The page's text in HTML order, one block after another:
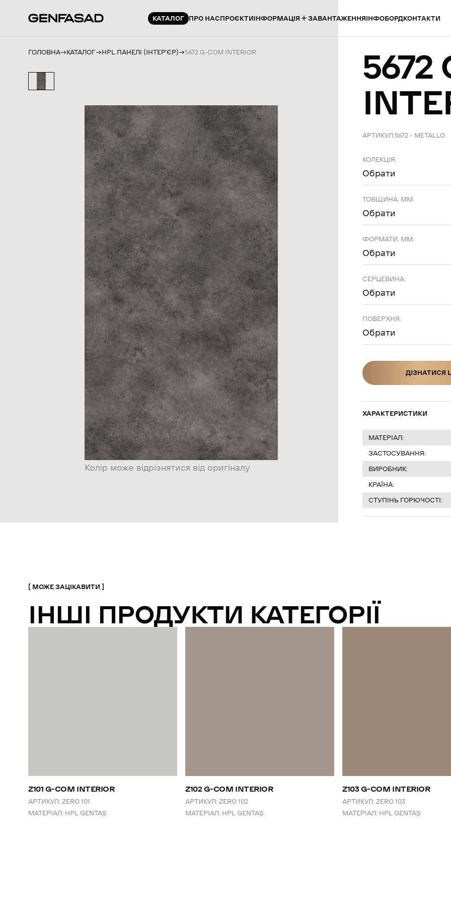
КАТАЛОГ ПРО НАСПРОЄКТИІНФОРМАЦІЯ ЗАВАНТАЖЕННЯІНФОБОРДКОНТАКТИ
ГОЛОВНА КАТАЛОГ HPL ПАНЕЛІ (ІНТЕРʼЄР) 5672 G-COM INTERIOR
Колір може відрізнятися від оригіналу
5672
АРТИКУЛ:5672 – METALLO
КОЛЕКЦІЯ:
Обрати
ТОВЩИНА, ММ:
Обрати
ФОРМАТИ, ММ:
Обрати
СЕРЦЕВИНА:
Обрати
ПОВЕРХНЯ:
Обрати
ДІЗНАТИСЯ
ХАРАКТЕРИСТИКИ
МАТЕРІАЛ:
ЗАСТОСУВАННЯ:
ВИРОБНИК:
КРАЇНА:
СТУПІНЬ ГОРЮЧОСТІ:
МОЖЕ ЗАЦІКАВИТИ
ІНШІ ПРОДУКТИ КАТЕГОРІЇ
Z101 G-COM INTERIOR
АРТИКУЛ: ZERO 101
МАТЕРІАЛ: HPL GENTAŞ
Z102 G-COM INTERIOR
АРТИКУЛ: ZERO 102
МАТЕРІАЛ: HPL GENTAŞ
Z103 G-COM INTERIOR
АРТИКУЛ: ZERO 103
МАТЕРІАЛ: HPL GENTAŞ